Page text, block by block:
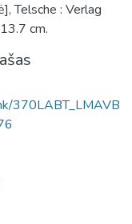
Telsche : Verlag
cm.
370LABT_LMAVB